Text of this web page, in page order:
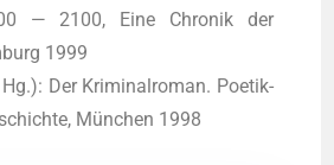
— 2100, Eine Chro­nik der
1999
Der Kri­mi­nal­ro­man. Poe­tik-
Mün­chen 1998